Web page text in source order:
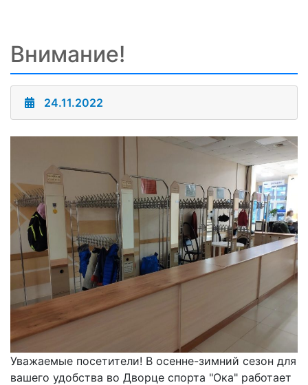
Внимание!
24.11.2022
Уважаемые посетители! В осенне-зимний сезон для
вашего удобства во Дворце спорта "Ока" работает